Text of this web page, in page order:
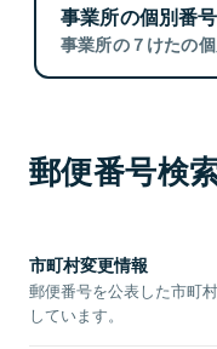
事業所の個別番
事業所の７けたの
郵便番号検
市町村変更情報
郵便番号を公表した市町
しています。